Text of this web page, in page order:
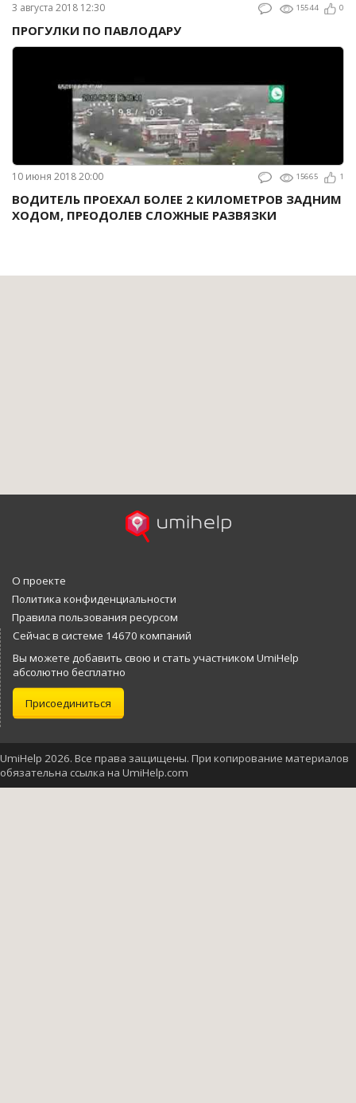
3 августа 2018 12:30 15544 0
ПРОГУЛКИ ПО ПАВЛОДАРУ
10 июня 2018 20:00 15665 1
ВОДИТЕЛЬ ПРОЕХАЛ БОЛЕЕ 2 КИЛОМЕТРОВ ЗАДНИМ
ХОДОМ, ПРЕОДОЛЕВ СЛОЖНЫЕ РАЗВЯЗКИ
О проекте
Политика конфиденциальности
Правила пользования ресурсом
Сейчас в системе 14670 компаний
Вы можете добавить свою и стать участником UmiHelp
абсолютно бесплатно
Присоединиться
UmiHelp 2026. Все права защищены. При копирование материалов
обязательна ссылка на UmiHelp.com